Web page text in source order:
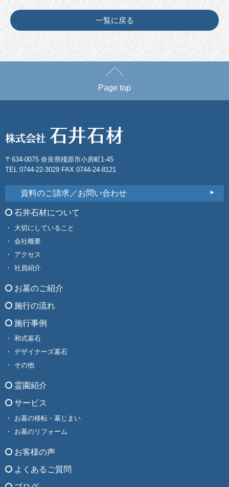
一覧に戻る
Page top
〒634-0075 奈良県橿原市小房町1-45
TEL 0744-22-3029 FAX 0744-24-8121
資料のご請求／お問い合わせ
石井石材について
大切にしていること
会社概要
アクセス
社員紹介
お墓のご紹介
施行の流れ
施行事例
和式墓石
デザイナーズ墓石
その他
霊園紹介
サービス
お墓の移転・墓じまい
お墓のリフォーム
お客様の声
よくあるご質問